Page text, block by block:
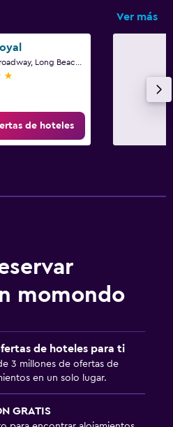
Ver más
de hoteles
momondo
de hoteles para ti
3 millones de ofertas de
en un solo lugar.
GRATIS